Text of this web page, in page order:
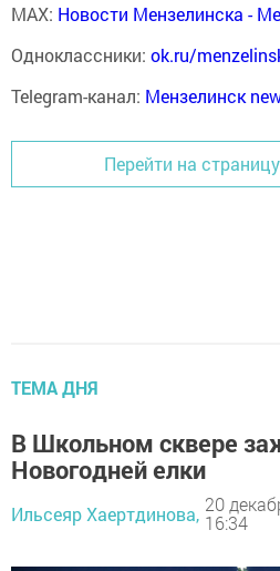
MAX: Новости Мензелинска -
Одноклассники: ok.ru/
Telegram-канал: Мензелинск
Перейти на
ТЕМА ДНЯ
В Школьном сквере
Новогодней елки
Ильсеяр Хаертдинова, 20
16:34